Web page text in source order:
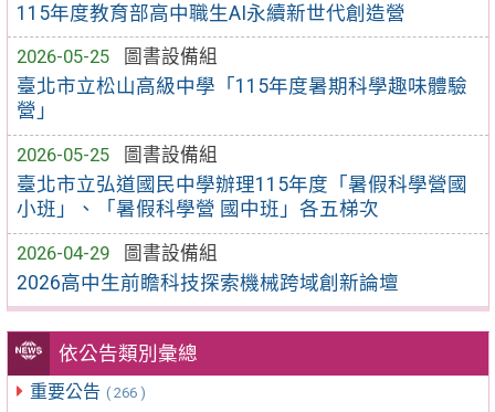
115年度教育部高中職生AI永續新世代創造營
2026-05-25
圖書設備組
臺北市立松山高級中學「115年度暑期科學趣味體驗
營」
2026-05-25
圖書設備組
臺北市立弘道國民中學辦理115年度「暑假科學營國
小班」、「暑假科學營 國中班」各五梯次
2026-04-29
圖書設備組
2026高中生前瞻科技探索機械跨域創新論壇
依公告類別彙總
重要公告 ( 266 )